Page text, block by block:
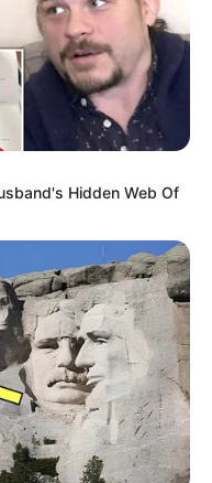
DU JOUR
DES
est assurément un
à 70 /1
Hidden Web Of